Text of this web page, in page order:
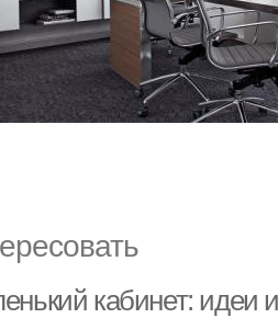
кабинет: идеи